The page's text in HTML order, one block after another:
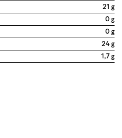
21 g
0 g
0 g
24 g
1,7 g